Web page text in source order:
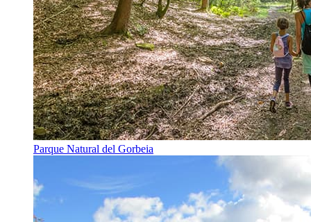
Parque Natural del Gorbeia